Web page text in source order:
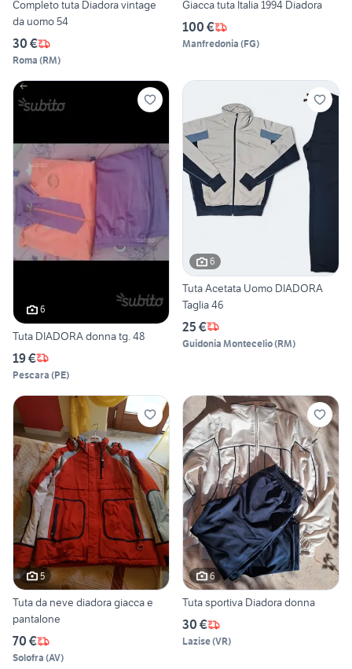
Completo tuta Diadora vintage
da uomo 54
30 €
Roma (RM)
Giacca tuta Italia 1994 Diadora
100 €
Manfredonia (FG)
6
Tuta DIADORA donna tg. 48
19 €
Pescara (PE)
6
Tuta Acetata Uomo DIADORA
Taglia 46
25 €
Guidonia Montecelio(RM)
5
Tuta da neve diadora giacca e
pantalone
70 €
Solofra (AV)
6
Tuta sportiva Diadora donna
30 €
Lazise(VR)